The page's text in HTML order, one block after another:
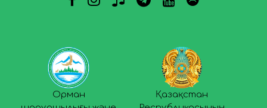
Орман
Қазақстан